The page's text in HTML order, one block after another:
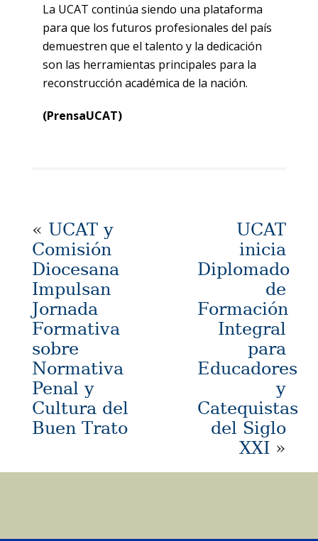
La UCAT continúa siendo una plataforma
para que los futuros profesionales del país
demuestren que el talento y la dedicación
son las herramientas principales para la
reconstrucción académica de la nación.
(PrensaUCAT)
« UCAT y
Comisión
Diocesana
Impulsan
Jornada
Formativa
sobre
Normativa
Penal y
Cultura del
Buen Trato
UCAT
inicia
Diplomado
de
Formación
Integral
para
Educadores
y
Catequistas
del Siglo
XXI »